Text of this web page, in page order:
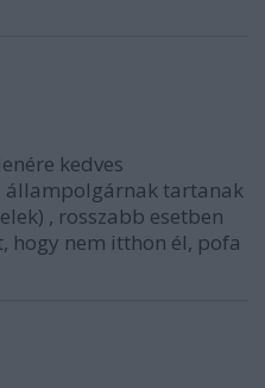
kedves
állampolgárnak tartanak
, rosszabb esetben
hogy nem itthon él, pofa